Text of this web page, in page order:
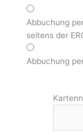
Abbuchung
seitens der
Abbuchung